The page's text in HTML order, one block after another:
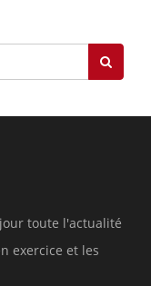
toute l'actualité
exercice et les